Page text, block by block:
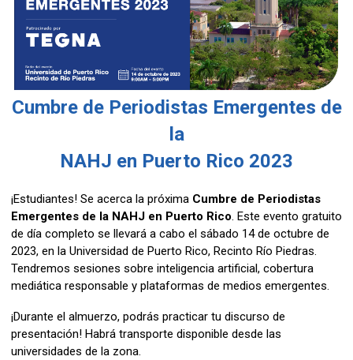
Cumbre de Periodistas Emergentes de
la
NAHJ en Puerto Rico 2023
¡Estudiantes! Se acerca la próxima Cumbre de Periodistas
Emergentes de la NAHJ en Puerto Rico. Este evento gratuito
de día completo se llevará a cabo el sábado 14 de octubre de
2023, en la Universidad de Puerto Rico, Recinto Río Piedras.
Tendremos sesiones sobre inteligencia artificial, cobertura
mediática responsable y plataformas de medios emergentes.
¡Durante el almuerzo, podrás practicar tu discurso de
presentación! Habrá transporte disponible desde las
universidades de la zona.